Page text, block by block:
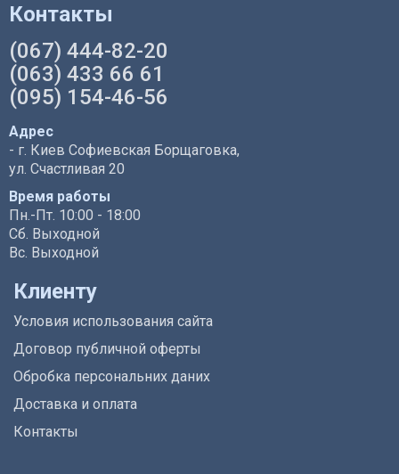
Контакты
(067) 444-82-20
(063) 433 66 61
(095) 154-46-56
Адрес
- г. Киев Софиевская Борщаговка,
ул. Счастливая 20
Время работы
Пн.-Пт. 10:00 - 18:00
Сб. Выходной
Вс. Выходной
Клиенту
Условия использования сайта
Договор публичной оферты
Обробка персональних даних
Доставка и оплата
Контакты